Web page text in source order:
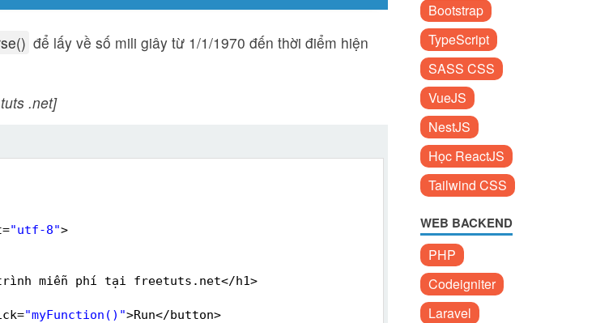
để lấy về số mili giây từ 1/1/1970 đến thời điểm hiện
.net]
"utf-8">
trình miễn phí tại freetuts.net</h1>
"myFunction()">Run</button>
Bootstrap
TypeScript
SASS CSS
VueJS
NestJS
Học ReactJS
Tailwind CSS
WEB BACKEND
PHP
Codeigniter
Laravel